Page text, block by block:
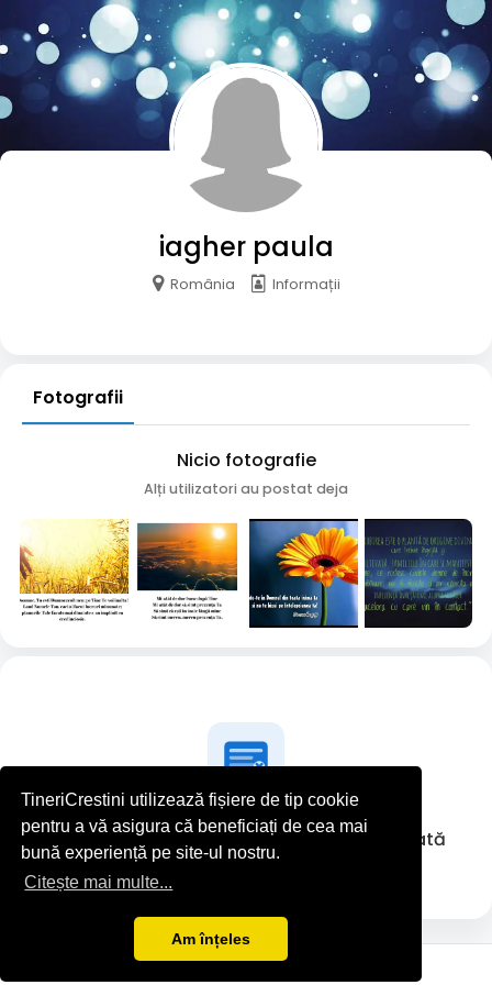
TineriCrestini utilizează fișiere de tip cookie
pentru a vă asigura că beneficiați de cea mai
bună experiență pe site-ul nostru.
Citește mai multe...
Am înțeles
iagher paula
România Informații
Fotografii
Nicio fotografie
Alți utilizatori au postat deja
iagher paula nu a postat nimic deocamdată